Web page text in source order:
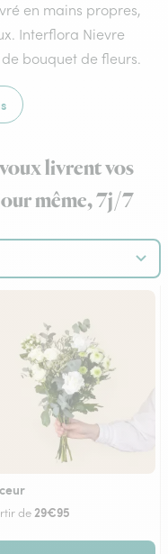
en mains propres,
Interflora Nievre
bouquet de fleurs.
livrent vos
même, 7j/7
de29€95